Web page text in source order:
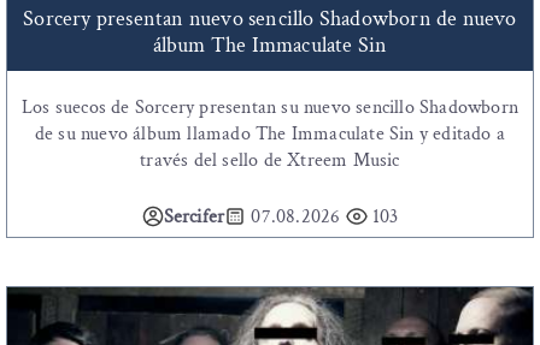
Sorcery presentan nuevo sencillo Shadowborn de nuevo
álbum The Immaculate Sin
Los suecos de Sorcery presentan su nuevo sencillo Shadowborn
de su nuevo álbum llamado The Immaculate Sin y editado a
través del sello de Xtreem Music
Sercifer 07.08.2026 103